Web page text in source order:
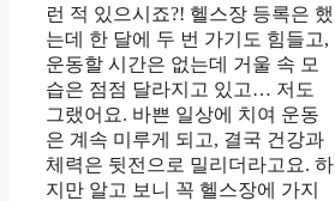
런 적 있으시죠?! 헬스장 등록은 했
는데 한 달에 두 번 가기도 힘들고,
운동할 시간은 없는데 거울 속 모
습은 점점 달라지고 있고… 저도
그랬어요. 바쁜 일상에 치여 운동
은 계속 미루게 되고, 결국 건강과
체력은 뒷전으로 밀리더라고요. 하
지만 알고 보니 꼭 헬스장에 가지